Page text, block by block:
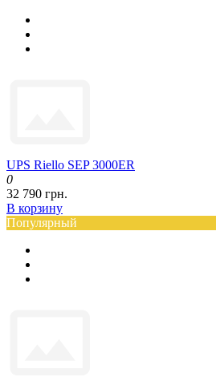
UPS Riello SEP 3000ER
0
32 790 грн.
В корзину
Популярный